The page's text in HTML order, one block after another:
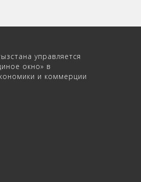
управляется
окно» в
и коммерции